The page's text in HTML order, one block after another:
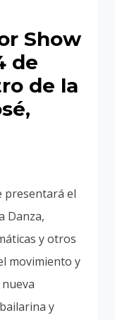
Show
de
de la
presentará el
Danza,
y otros
movimiento y
y